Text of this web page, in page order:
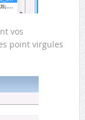
vos
point virgules